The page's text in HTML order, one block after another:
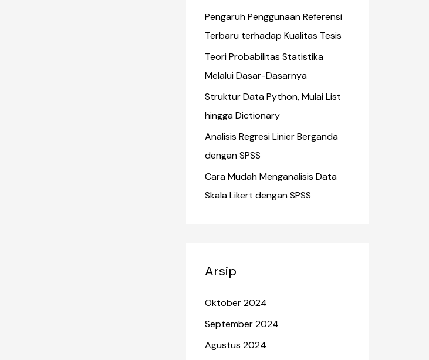
Pengaruh Penggunaan Referensi
Terbaru terhadap Kualitas Tesis
Teori Probabilitas Statistika
Melalui Dasar-Dasarnya
Struktur Data Python, Mulai List
hingga Dictionary
Analisis Regresi Linier Berganda
dengan SPSS
Cara Mudah Menganalisis Data
Skala Likert dengan SPSS
Arsip
Oktober 2024
September 2024
Agustus 2024